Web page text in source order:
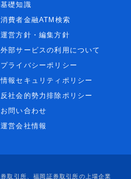
基礎知識
消費者金融ATM検索
運営方針・編集方針
外部サービスの利用について
プライバシーポリシー
情報セキュリティポリシー
反社会的勢力排除ポリシー
お問い合わせ
運営会社情報